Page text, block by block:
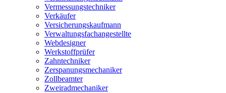
Vermessungstechniker
Verkäufer
Versicherungskaufmann
Verwaltungsfachangestellte
Webdesigner
Werkstoffprüfer
Zahntechniker
Zerspanungsmechaniker
Zollbeamter
Zweiradmechaniker